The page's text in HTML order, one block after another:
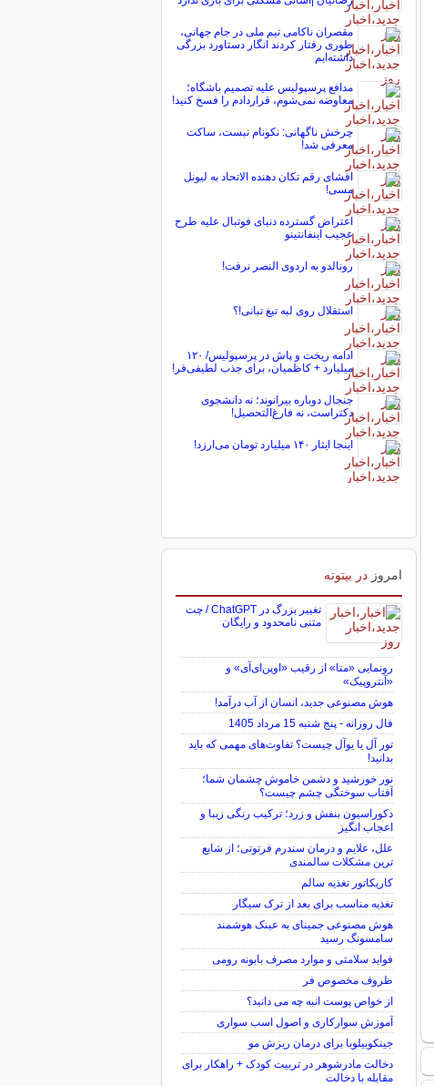
مقصران ناکامی تیم ملی در جام جهانی،
طوری رفتار کردند انگار دستاورد بزرگی
داشته‌ایم
مدافع پرسپولیس علیه تصمیم باشگاه؛
معاوضه نمی‌شوم، قراردادم را فسخ کنید!
چرخش ناگهانی: نکونام نبست، ساکت
معرفی شد!
افشای رقم تکان دهنده الاتحاد به لیونل
مسی!
اعتراض گسترده دنیای فوتبال علیه طرح
عجیب اینفانتینو
رونالدو به اردوی النصر نرفت!
استقلال روی لبه تیغ تبانی!؟
ادامه ریخت و پاش در پرسپولیس/ ۱۲۰
میلیارد + کاظمیان، برای جذب لطیفی‌فر!
جنجال دوباره بیرانوند؛ نه دانشجوی
دکتراست، نه فارغ‌التحصیل!
اینجا ایثار ۱۴۰‌ میلیارد تومان می‌ارزد!
امروز در بیتوته
تغییر بزرگ در ChatGPT / چت
متنی نامحدود و رایگان
رونمایی «متا» از رقیب «اوپن‌ای‌آی» و
«آنتروپیک»
هوش مصنوعی جدید، انسان از آب درآمد!
فال روزانه - پنج شنبه 15 مرداد 1405
تور آل یا یوآل چیست؟ تفاوت‌های مهمی که باید
بدانید!
نور خورشید و دشمن خاموش چشمان شما؛
آفتاب سوختگی چشم چیست؟
دکوراسیون بنفش و زرد؛ ترکیب رنگی زیبا و
اعجاب انگیز
علل، علایم و درمان سندرم فرتوتی؛ از شایع
ترین مشکلات سالمندی
کاریکاتور تغذیه سالم
تغذیه مناسب برای بعد از ترک سیگار
هوش مصنوعی جمینای به عینک هوشمند
سامسونگ رسید
فواید سلامتی و موارد مصرف بابونه رومی
ظروف مخصوص فر
از خواص پوست انبه چه می دانید؟
آموزش سوارکاری و اصول اسب سواری
جینکوبیلوبا برای درمان ریزش مو
دخالت مادرشوهر در تربیت کودک + راهکار برای
مقابله با دخالت